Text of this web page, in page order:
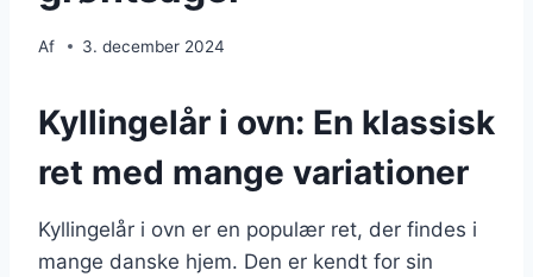
Af 3. december 2024
Kyllingelår i ovn: En klassisk
ret med mange variationer
Kyllingelår i ovn er en populær ret, der findes i
mange danske hjem. Den er kendt for sin